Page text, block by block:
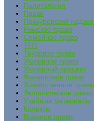
Политология
Право
Прокурорский надзор
Римское право
Семейное право
ТГП
Трудовое право
Уголовное право
Уголовный процесс
Финансовое право
Хозяйственное право
Экологическое право
Учебные материалы
Кодексы
Военное право